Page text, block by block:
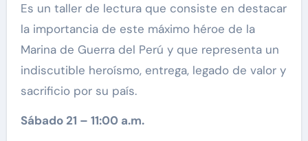
Es un taller de lectura que consiste en destacar
la importancia de este máximo héroe de la
Marina de Guerra del Perú y que representa un
indiscutible heroísmo, entrega, legado de valor y
sacrificio por su país.
Sábado 21 – 11:00 a.m.